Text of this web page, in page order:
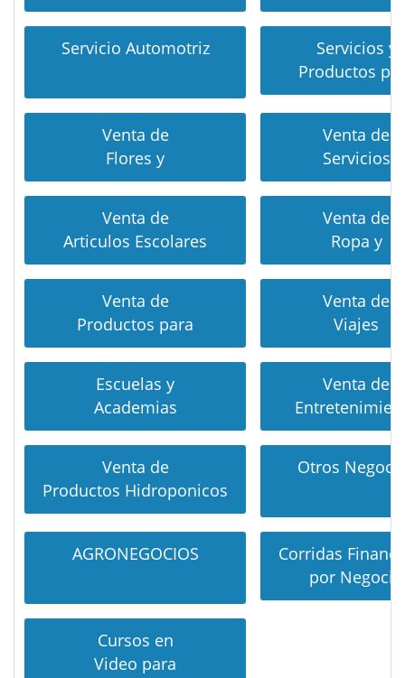
Servicio Automotriz
Servicios y
Productos
Venta de
Flores y
Venta de
Servicios
Venta de
Articulos Escolares
Venta de
Ropa y
Venta de
Productos para
Venta de
Viajes
Escuelas y
Academias
Venta de
Venta de
Productos Hidroponicos
Otros
AGRONEGOCIOS
Corridas
por Negocio
Cursos en
Video para